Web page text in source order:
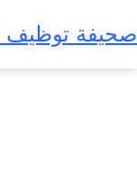
إلى
المحتوى
صحيفة توظيف